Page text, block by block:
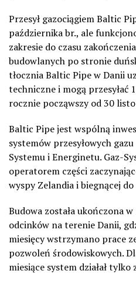
Przesył gazociągiem Baltic
października br., ale
zakresie do czasu
budowlanych po stronie
tłocznia Baltic Pipe w Danii
techniczne i mogą przesyłać
rocznie począwszy od 30
Baltic Pipe jest wspólną
systemów przesyłowych
Systemu i Energinetu. Gaz-
operatorem części
wyspy Zelandia i biegnącej
Budowa została ukończona
odcinków na terenie Danii,
miesięcy wstrzymano prace
pozwoleń środowiskowych.
miesiące system działał tylko